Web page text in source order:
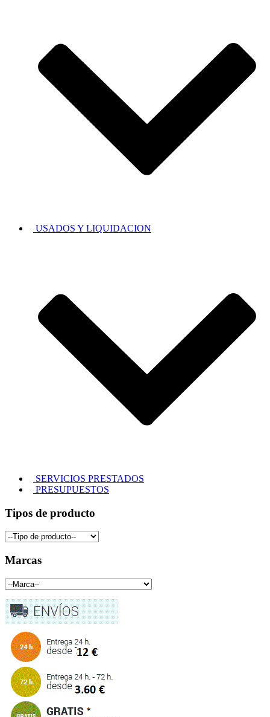
USADOS Y LIQUIDACION
SERVICIOS PRESTADOS
PRESUPUESTOS
Tipos de producto
Marcas